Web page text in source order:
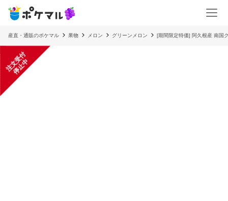
産直・通販のポケマル 果物 メロン グリーンメロン [期間限定特価] 阿久根産 南国
注
文
受
付
停
止
中